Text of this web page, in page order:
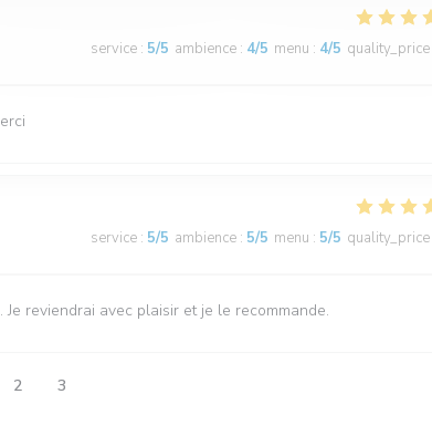
service : 5/5 ambience : 4/5 menu : 4/5 quality_price
service : 5/5 ambience : 5/5 menu : 5/5 quality_price
reviendrai avec plaisir et je le recommande.
2 3